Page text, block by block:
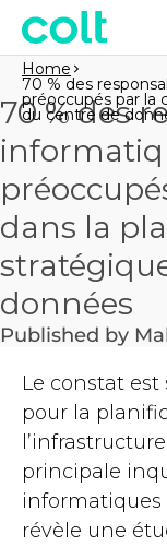
Home
70 % des
préoccupés par la
du centre de
70 % des
dans la
données
Published by
Le constat
pour la
principale
informatiques
révèle une